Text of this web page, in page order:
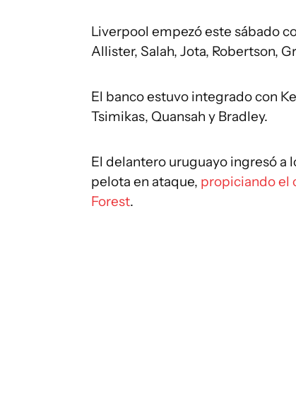
Liverpool empezó este sábado
Allister, Salah, Jota, Robertson,
El banco estuvo integrado con
Tsimikas, Quansah y Bradley.
El delantero uruguayo ingresó a
pelota en ataque, propiciando el
Forest.